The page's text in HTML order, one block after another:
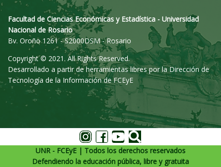
Facultad de Ciencias Económicas y Estadística - Universidad
Nacional de Rosario
Bv. Oroño 1261 - S2000DSM - Rosario
Copyright © 2021. All Rights Reserved.
Desarrollado a partir de herramientas libres por la Dirección de
Tecnología de la Información de FCEyE
UNR - FCEyE | Todos los derechos reservados
Defendiendo la educación pública, libre y gratuita